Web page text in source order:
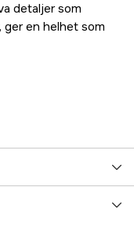
detaljer som
en helhet som
37 g